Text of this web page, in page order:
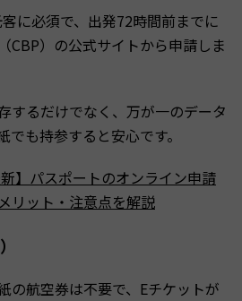
に必須で、出発72時間前までに
CBP）の公式サイトから申請しま
するだけでなく、万が一のデータ
も持参すると安心です。
新】パスポートのオンライン申請
リット・注意点を解説
の航空券は不要で、Eチケットが